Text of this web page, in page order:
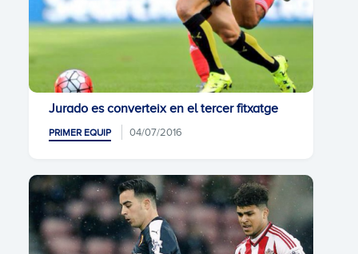
Jurado es converteix en el tercer fitxatge
PRIMER EQUIP 04/07/2016